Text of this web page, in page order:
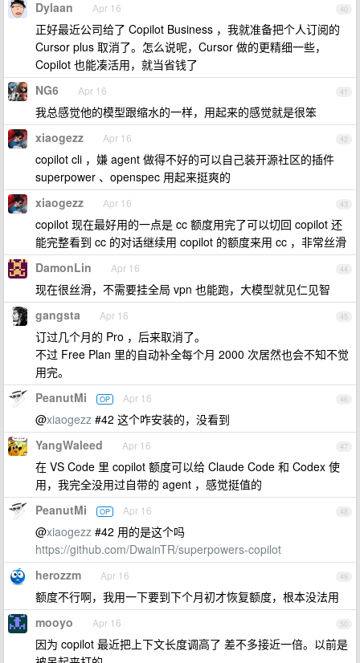
40
Dylaan Apr 16
正好最近公司给了 Copilot Business ，我就准备把个人订阅的
Cursor plus 取消了。怎么说呢，Cursor 做的更精细一些，
Copilot 也能凑活用，就当省钱了
41
NG6 Apr 16
我总感觉他的模型跟缩水的一样，用起来的感觉就是很笨
42
xiaogezz Apr 16
copilot cli ，嫌 agent 做得不好的可以自己装开源社区的插件
superpower 、openspec 用起来挺爽的
43
xiaogezz Apr 16
copilot 现在最好用的一点是 cc 额度用完了可以切回 copilot 还
能完整看到 cc 的对话继续用 copilot 的额度来用 cc ，非常丝滑
44
DamonLin Apr 16
现在很丝滑，不需要挂全局 vpn 也能跑，大模型就见仁见智
45
gangsta Apr 16
订过几个月的 Pro ，后来取消了。
不过 Free Plan 里的自动补全每个月 2000 次居然也会不知不觉
用完。
46
PeanutMi OP Apr 16
@xiaogezz #42 这个咋安装的，没看到
47
YangWaleed Apr 16
在 VS Code 里 copilot 额度可以给 Claude Code 和 Codex 使
用，我完全没用过自带的 agent ，感觉挺值的
48
PeanutMi OP Apr 16
@xiaogezz #42 用的是这个吗
https://github.com/DwainTR/superpowers-copilot
49
herozzm Apr 16
额度不行啊，我用一下要到下个月初才恢复额度，根本没法用
50
mooyo Apr 16
因为 copilot 最近把上下文长度调高了 差不多接近一倍。以前是